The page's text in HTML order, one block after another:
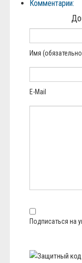
Комментарии:
Имя
E-Mail
Подписаться на